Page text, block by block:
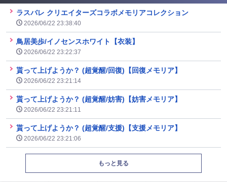
ラスバレ クリエイターズコラボメモリアコレクション
2026/06/22 23:38:40
鳥居美歩/イノセンスホワイト【衣装】
2026/06/22 23:22:37
貰って上げようか？ (超覚醒/回復)【回復メモリア】
2026/06/22 23:21:14
貰って上げようか？ (超覚醒/妨害)【妨害メモリア】
2026/06/22 23:21:11
貰って上げようか？ (超覚醒/支援)【支援メモリア】
2026/06/22 23:21:06
もっと見る